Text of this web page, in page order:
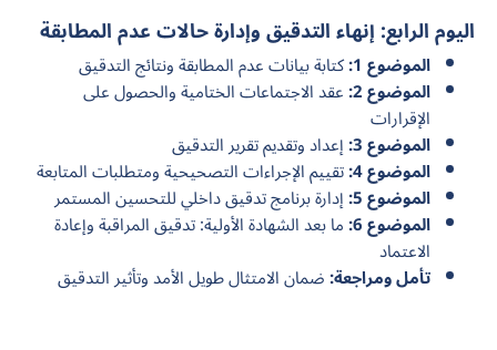
اليوم الرابع: إنهاء التدقيق وإدارة حالات عدم المطابقة
الموضوع 1: كتابة بيانات عدم المطابقة ونتائج التدقيق
الموضوع 2: عقد الاجتماعات الختامية والحصول على
الإقرارات
الموضوع 3: إعداد وتقديم تقرير التدقيق
الموضوع 4: تقييم الإجراءات التصحيحية ومتطلبات المتابعة
الموضوع 5: إدارة برنامج تدقيق داخلي للتحسين المستمر
الموضوع 6: ما بعد الشهادة الأولية: تدقيق المراقبة وإعادة
الاعتماد
تأمل ومراجعة:ضمان الامتثال طويل الأمد وتأثير التدقيق